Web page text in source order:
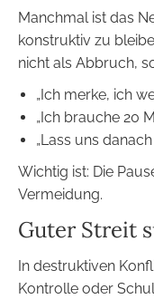
Manchmal ist das
konstruktiv zu
nicht als Abbruch,
„Ich merke, ich
„Ich brauche 20
„Lass uns
Wichtig ist: Die
Vermeidung.
Guter Streit
In destruktiven
Kontrolle oder